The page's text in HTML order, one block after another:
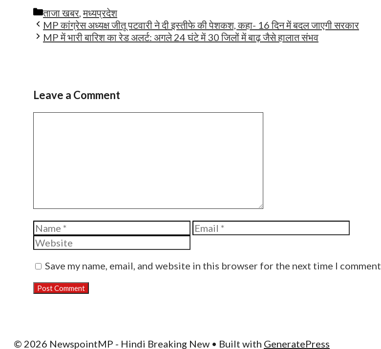
Categories
ताजा खबर ,मध्यप्रदेश
MP कांग्रेस अध्यक्ष जीतू पटवारी ने दी इस्तीफे की पेशकश, कहा- 16 दिन में बदल जाएगी सरकार
MP में भारी बारिश का रेड अलर्ट: अगले 24 घंटे में 30 जिलों में बाढ़ जैसे हालात संभव
Leave a Comment
Name Email
Save my name, email, and website in this browser for the next time I comment.
© 2026 NewspointMP - Hindi Breaking New • Built with GeneratePress